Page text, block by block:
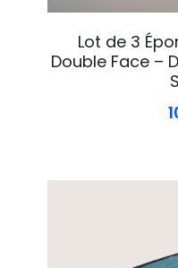
Lot de 3
Double Face –